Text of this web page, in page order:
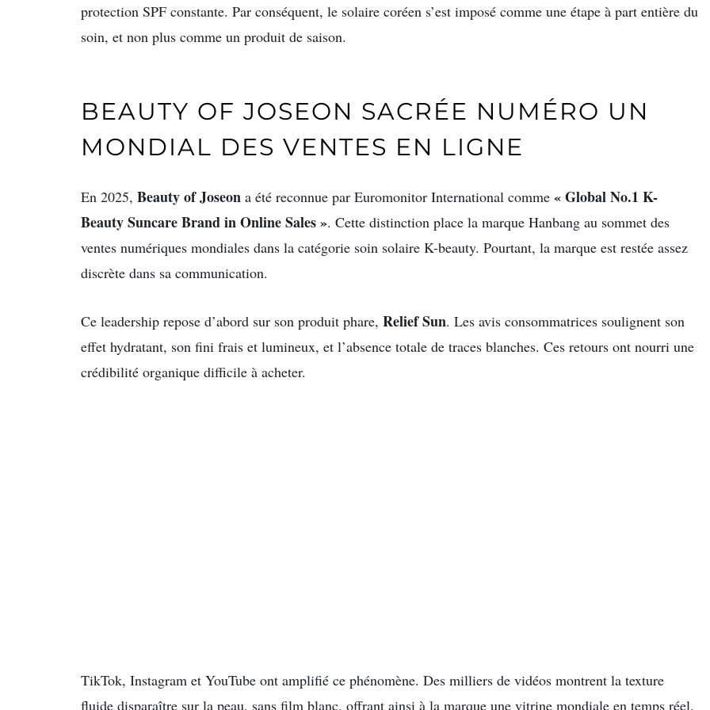
protection SPF constante. Par conséquent, le solaire coréen s’est imposé comme une étape à part entière du
soin, et non plus comme un produit de saison.
BEAUTY OF JOSEON SACRÉE NUMÉRO UN
MONDIAL DES VENTES EN LIGNE
En 2025, Beauty of Joseon a été reconnue par Euromonitor International comme « Global No.1 K-
Beauty Suncare Brand in Online Sales ». Cette distinction place la marque Hanbang au sommet des
ventes numériques mondiales dans la catégorie soin solaire K-beauty. Pourtant, la marque est restée assez
discrète dans sa communication.
Ce leadership repose d’abord sur son produit phare, Relief Sun. Les avis consommatrices soulignent son
effet hydratant, son fini frais et lumineux, et l’absence totale de traces blanches. Ces retours ont nourri une
crédibilité organique difficile à acheter.
TikTok, Instagram et YouTube ont amplifié ce phénomène. Des milliers de vidéos montrent la texture
fluide disparaître sur la peau, sans film blanc, offrant ainsi à la marque une vitrine mondiale en temps réel.